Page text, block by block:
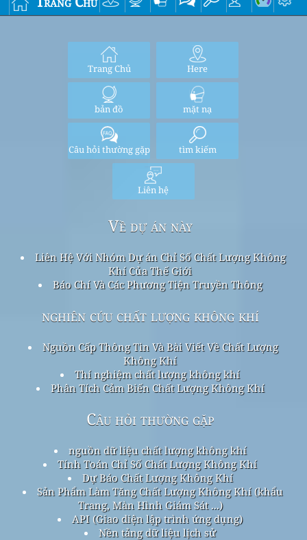
Trang Chủ Here
bản đồ mặt nạ
Câu hỏi thường gặp tìm kiếm
Liên hệ
Về dự án này
Liên Hệ Với Nhóm Dự án Chỉ Số Chất Lượng Không
Khí Của Thế Giới
Báo Chí Và Các Phương Tiện Truyền Thông
nghiên cứu chất lượng không khí
Nguồn Cấp Thông Tin Và Bài Viết Về Chất Lượng
Không Khí
Thí nghiệm chất lượng không khí
Phân Tích Cảm Biến Chất Lượng Không Khí
Câu hỏi thường gặp
nguồn dữ liệu chất lượng không khí
Tính Toán Chỉ Số Chất Lượng Không Khí
Dự Báo Chất Lượng Không Khí
Sản Phẩm Làm Tăng Chất Lượng Không Khí (khẩu
Trang, Màn Hình Giám Sát ...)
API (Giao diện lập trình ứng dụng)
Nền tảng dữ liệu lịch sử